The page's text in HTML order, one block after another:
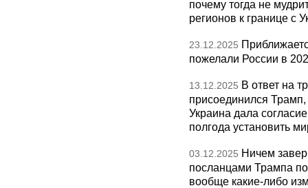
почему тогда не
регионов к границе с
23.12.2025
пожелали России в
13.12.2025 В ответ на
присоединился
Украина дала
полгода установить
03.12.2025 Ничем
посланцами Трампа
вообще какие-либо